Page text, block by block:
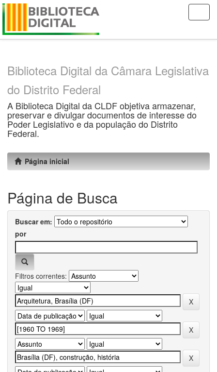
Skip
Biblioteca Digital da Câmara Legislativa
do Distrito Federal
A Biblioteca Digital da CLDF objetiva armazenar,
preservar e divulgar documentos de interesse do
Poder Legislativo e da população do Distrito
Federal.
Página inicial
Página de Busca
Buscar em:
por
Filtros correntes: